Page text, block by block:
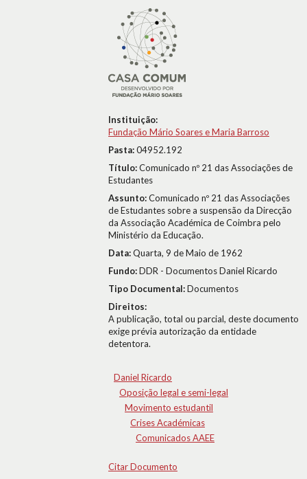
Instituição:
Fundação Mário Soares e Maria Barroso
Pasta:04952.192
Título:Comunicado nº 21 das Associações de
Estudantes
Assunto:Comunicado nº 21 das Associações
de Estudantes sobre a suspensão da Direcção
da Associação Académica de Coimbra pelo
Ministério da Educação.
Data:Quarta, 9 de Maio de 1962
Fundo:DDR - Documentos Daniel Ricardo
Tipo Documental:Documentos
Direitos:
A publicação, total ou parcial, deste documento
exige prévia autorização da entidade
detentora.
Daniel Ricardo
Oposição legal e semi-legal
Movimento estudantil
Crises Académicas
Comunicados AAEE
Citar Documento